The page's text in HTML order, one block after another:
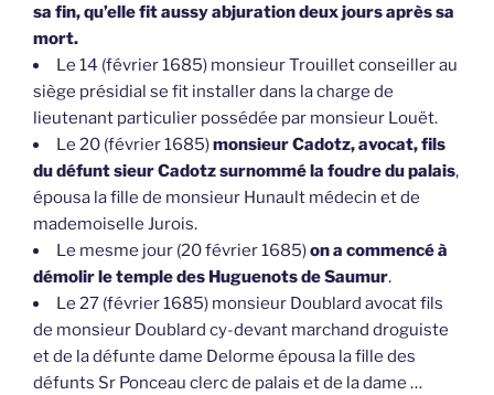
sa fin, qu’elle fit aussy abjuration deux jours après sa
mort.
Le 14 (février 1685) monsieur Trouillet conseiller au
siège présidial se fit installer dans la charge de
lieutenant particulier possédée par monsieur Louët.
Le 20 (février 1685)monsieur Cadotz, avocat, fils
du défunt sieur Cadotz surnommé la foudre du palais,
épousa la fille de monsieur Hunault médecin et de
mademoiselle Jurois.
Le mesme jour (20 février 1685)on a commencé à
démolir le temple des Huguenots de Saumur.
Le 27 (février 1685) monsieur Doublard avocat fils
de monsieur Doublard cy-devant marchand droguiste
et de la défunte dame Delorme épousa la fille des
défunts Sr Ponceau clerc de palais et de la dame …